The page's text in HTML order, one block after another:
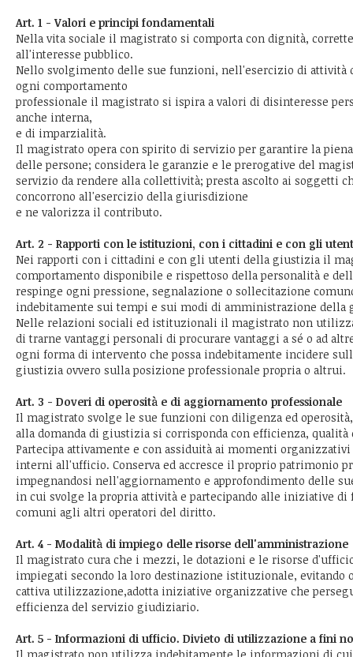
Art. 1 - Valori e principi fondamentali
Nella vita sociale il magistrato si comporta con dignità,
all'interesse pubblico.
Nello svolgimento delle sue funzioni, nell'esercizio di attività
ogni comportamento
professionale il magistrato si ispira a valori di disinteresse
anche interna,
e di imparzialità.
Il magistrato opera con spirito di servizio per garantire la
delle persone; considera le garanzie e le prerogative del
servizio da rendere alla collettività; presta ascolto ai soggetti
concorrono all'esercizio della giurisdizione
e ne valorizza il contributo.
Art. 2 - Rapporti con le istituzioni, con i cittadini e con gli
Nei rapporti con i cittadini e con gli utenti della giustizia il
comportamento disponibile e rispettoso della personalità e
respinge ogni pressione, segnalazione o sollecitazione
indebitamente sui tempi e sui modi di amministrazione della
Nelle relazioni sociali ed istituzionali il magistrato non
di trarne vantaggi personali di procurare vantaggi a sé o ad
ogni forma di intervento che possa indebitamente incidere
giustizia ovvero sulla posizione professionale propria o altrui.
Art. 3 - Doveri di operosità e di aggiornamento professionale
Il magistrato svolge le sue funzioni con diligenza ed
alla domanda di giustizia si corrisponda con efficienza, qualità
Partecipa attivamente e con assiduità ai momenti
interni all'ufficio. Conserva ed accresce il proprio patrimonio
impegnandosi nell'aggiornamento e approfondimento delle
in cui svolge la propria attività e partecipando alle iniziative di
comuni agli altri operatori del diritto.
Art. 4 - Modalità di impiego delle risorse dell'amministrazione
Il magistrato cura che i mezzi, le dotazioni e le risorse
impiegati secondo la loro destinazione istituzionale, evitando
cattiva utilizzazione,adotta iniziative organizzative che
efficienza del servizio giudiziario.
Art. 5 - Informazioni di ufficio. Divieto di utilizzazione a fini